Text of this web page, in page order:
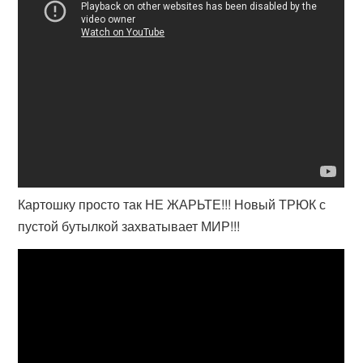
Картошку просто так НЕ ЖАРЬТЕ!!! Новый ТРЮК с
пустой бутылкой захватывает МИР!!!